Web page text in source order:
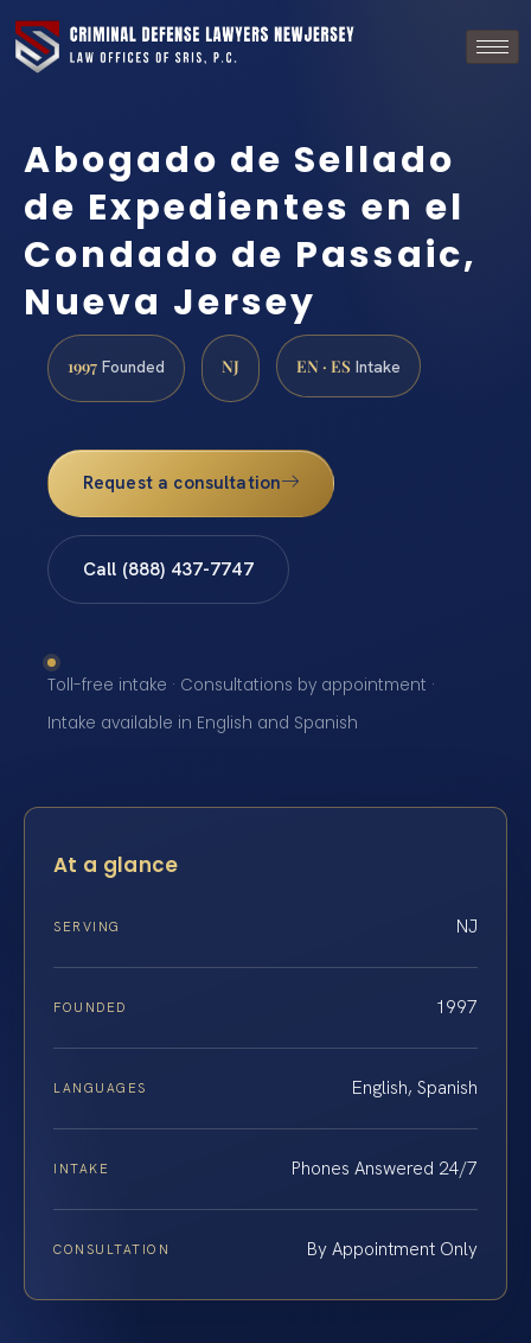
Abogado de Sellado
de Expedientes en el
Condado de Passaic,
Nueva Jersey
1997 Founded NJ EN · ES Intake
Request a consultation
Call (888) 437-7747
Toll-free intake · Consultations by appointment ·
Intake available in English and Spanish
At a glance
SERVING NJ
FOUNDED 1997
LANGUAGES English, Spanish
INTAKE Phones Answered 24/7
CONSULTATION By Appointment Only